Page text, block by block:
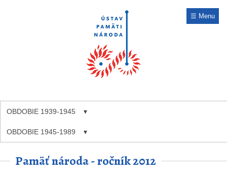
☰ Menu
OBDOBIE 1939-1945
OBDOBIE 1945-1989
Pamäť národa - ročník 2012